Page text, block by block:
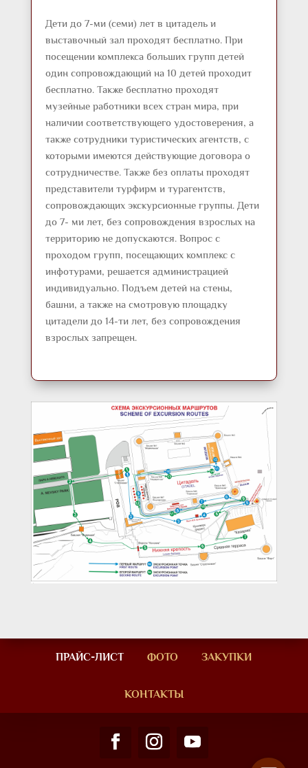
Дети до 7-ми (семи) лет в цитадель и
выставочный зал проходят бесплатно. При
посещении комплекса больших групп детей
один сопровождающий на 10 детей проходит
бесплатно. Также бесплатно проходят
музейные работники всех стран мира, при
наличии соответствующего удостоверения, а
также сотрудники туристических агентств, с
которыми имеются действующие договора о
сотрудничестве. Также без оплаты проходят
представители турфирм и турагентств,
сопровождающих экскурсионные группы. Дети
до 7- ми лет, без сопровождения взрослых на
территорию не допускаются. Вопрос с
проходом групп, посещающих комплекс с
инфотурами, решается администрацией
индивидуально. Подъем детей на стены,
башни, а также на смотровую площадку
цитадели до 14-ти лет, без сопровождения
взрослых запрещен.
ПРАЙС-ЛИСТ ФОТО ЗАКУПКИ
КОНТАКТЫ